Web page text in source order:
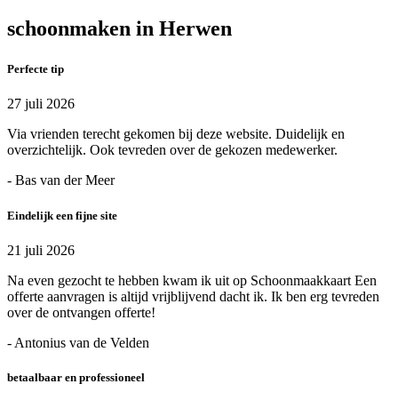
schoonmaken in Herwen
Perfecte tip
27 juli 2026
Via vrienden terecht gekomen bij deze website. Duidelijk en
overzichtelijk. Ook tevreden over de gekozen medewerker.
- Bas van der Meer
Eindelijk een fijne site
21 juli 2026
Na even gezocht te hebben kwam ik uit op Schoonmaakkaart Een
offerte aanvragen is altijd vrijblijvend dacht ik. Ik ben erg tevreden
over de ontvangen offerte!
- Antonius van de Velden
betaalbaar en professioneel